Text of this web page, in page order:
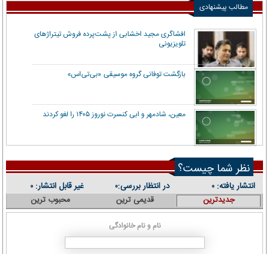
مطالب پیشنهادی
افشاگری مجید اخشابی از پشت‌پرده فروش تیتراژهای
تلویزیونی
بازگشت توفانی گروه موسیقی «بی‌تی‌اس»
معین، شادمهر و ابی کنسرت نوروز ۱۴۰۵ را لغو کردند
نظر شما چیست؟
انتشار یافته: ۰ در انتظار بررسی:۰ غیر قابل انتشار: ۰
جدیدترین قدیمی ترین محبوب ترین
نام و نام خانوادگی